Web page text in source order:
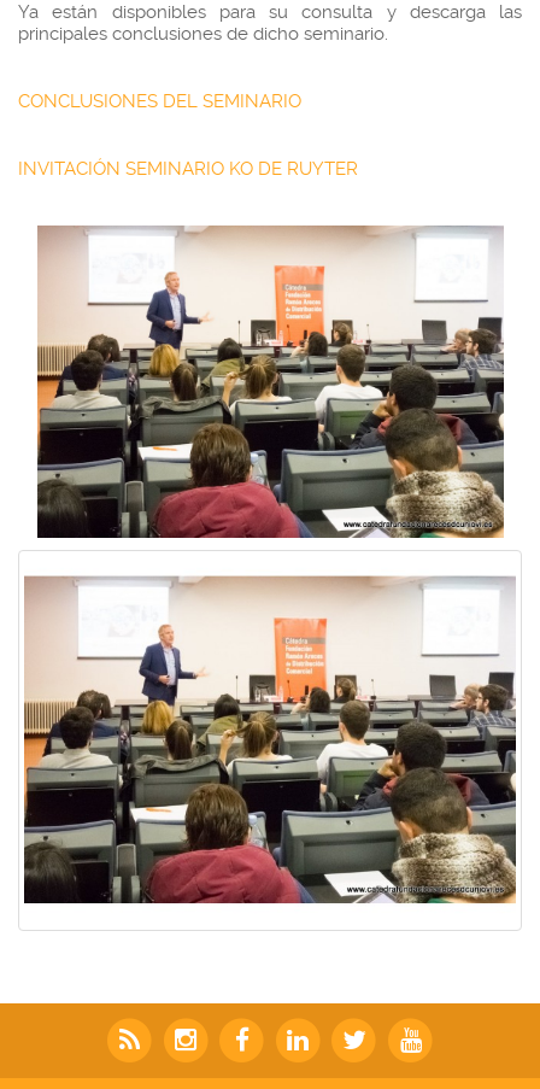
Ya están disponibles para su consulta y descarga las
principales conclusiones de dicho seminario.
CONCLUSIONES DEL SEMINARIO
INVITACIÓN SEMINARIO KO DE RUYTER